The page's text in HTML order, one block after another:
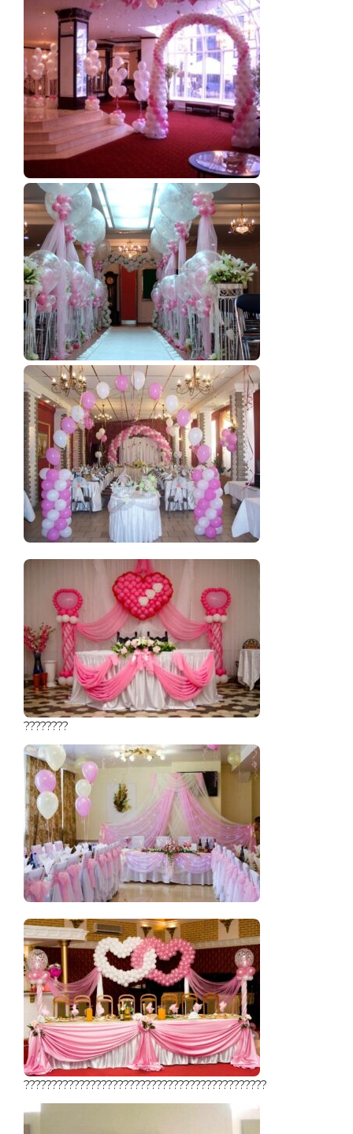
????????
????????????????????????????????????????????